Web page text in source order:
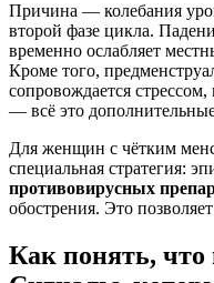
Причина — колебания
второй фазе цикла.
временно ослабляет
Кроме того,
сопровождается
— всё это
Для женщин с чётким
специальная стратегия:
противовирусных
обострения. Это
Как понять, что